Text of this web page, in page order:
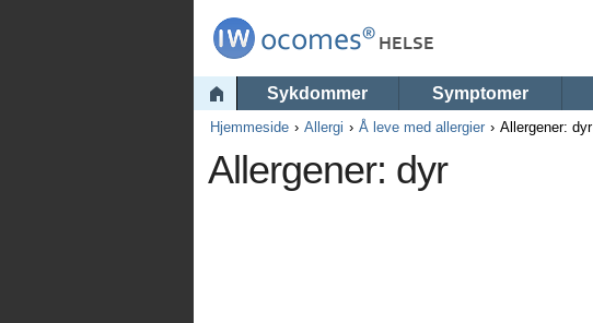
Sykdommer Symptomer
Hjemmeside Allergi Å leve med allergier Allergener: dyr
Allergener: dyr